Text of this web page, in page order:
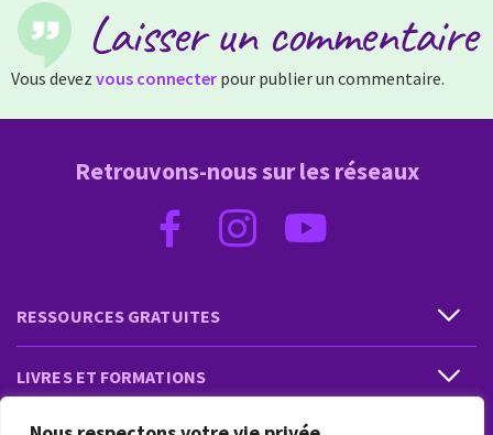
Laisser un commentaire
Vous devez vous connecter pour publier un commentaire.
RESSOURCES GRATUITES
LIVRES ET FORMATIONS
Retrouvons-nous sur les réseaux